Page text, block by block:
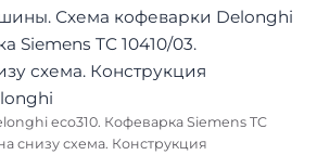
eco310. Кофеварка Siemens TC
снизу схема. Конструкция